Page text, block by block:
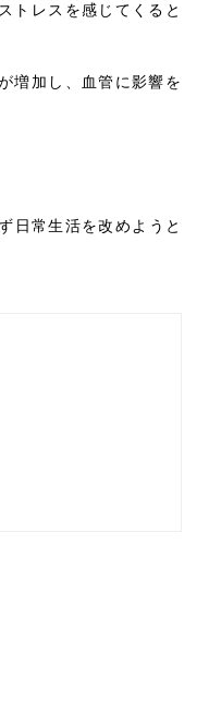
トレスを感じてくると
増加し、血管に影響を
日常生活を改めようと